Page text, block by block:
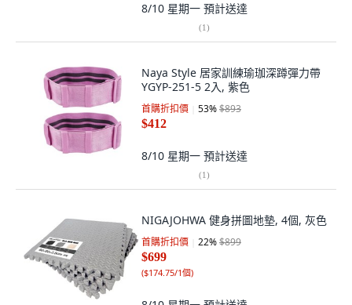
8/10 星期一 預計送達
(1)
Naya Style 居家訓練瑜珈深蹲彈力帶
YGYP-251-5 2入, 紫色
首購折扣價 53%$893
$412
8/10 星期一 預計送達
(1)
NIGAJOHWA 健身拼圖地墊, 4個, 灰色
首購折扣價 22%$899
$699
($174.75/1個)